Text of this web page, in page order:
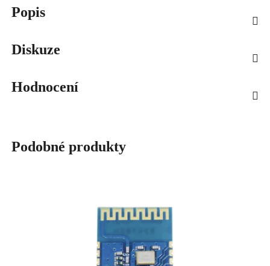
Popis
Diskuze
Hodnocení
Podobné produkty